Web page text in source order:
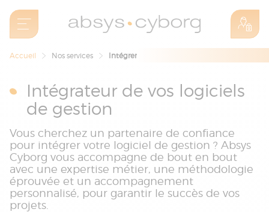
Accueil Nos services Intégrer
Intégrateur de vos logiciels
de gestion
Vous cherchez un partenaire de confiance
pour intégrer votre logiciel de gestion ? Absys
Cyborg vous accompagne de bout en bout
avec une expertise métier, une méthodologie
éprouvée et un accompagnement
personnalisé, pour garantir le succès de vos
projets.